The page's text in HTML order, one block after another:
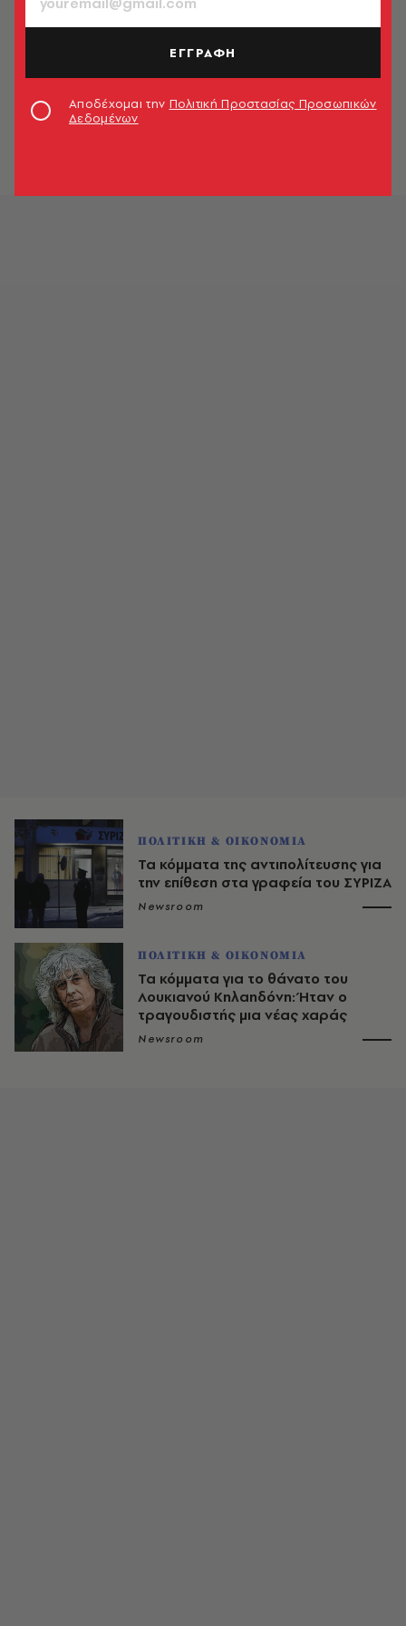
Newsroom
ΠΟΛΙΤΙΚΗ & ΟΙΚΟΝΟΜΙΑ
επιχειρεί να κοροϊδέψει τον ελληνικό
λαό
ΠΟΛΙΤΙΚΗ & ΟΙΚΟΝΟΜΙΑ
Τα κόμματα της αντιπολίτευσης για
την επίθεση στα γραφεία του ΣΥΡΙΖΑ
Newsroom
ΠΟΛΙΤΙΚΗ & ΟΙΚΟΝΟΜΙΑ
Τα κόμματα για το θάνατο του
Λουκιανού Κηλαηδόνη: Ήταν ο
τραγουδιστής μια νέας χαράς
Newsroom
ΕΓΓΡΑΦΗ
Αποδέχομαι την Πολιτική Προστασίας Προσωπικών
Δεδομένων